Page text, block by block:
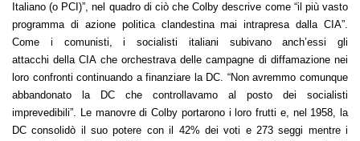
Italiano (o PCI)”, nel quadro di ciò che Colby descrive come “il più vasto
programma di azione politica clandestina mai intrapresa dalla CIA”.
Come i comunisti, i socialisti italiani subivano anch’essi gli
attacchi della CIA che orchestrava delle campagne di diffamazione nei
loro confronti continuando a finanziare la DC. “Non avremmo comunque
abbandonato la DC che controllavamo al posto dei socialisti
imprevedibili”. Le manovre di Colby portarono i loro frutti e, nel 1958, la
DC consolidò il suo potere con il 42% dei voti e 273 seggi mentre i